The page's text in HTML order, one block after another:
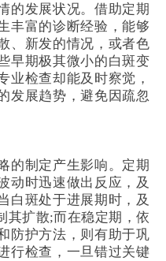
的发展状况。借助定期
丰富的诊断经验，能够
、新发的情况，或者色
早期极其微小的白斑变
业检查却能及时察觉，
发展趋势，避免因疏忽
制定产生影响。定期
动时迅速做出反应，及
白斑处于进展期时，及
其扩散;而在稳定期，依
防护方法，则有助于巩
行检查，一旦错过关键